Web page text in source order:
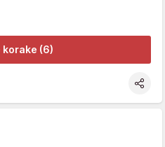
korake (6)